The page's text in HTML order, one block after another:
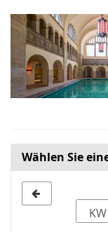
Zum
Haupt-
Inhalt
springen
Wählen Sie
zur